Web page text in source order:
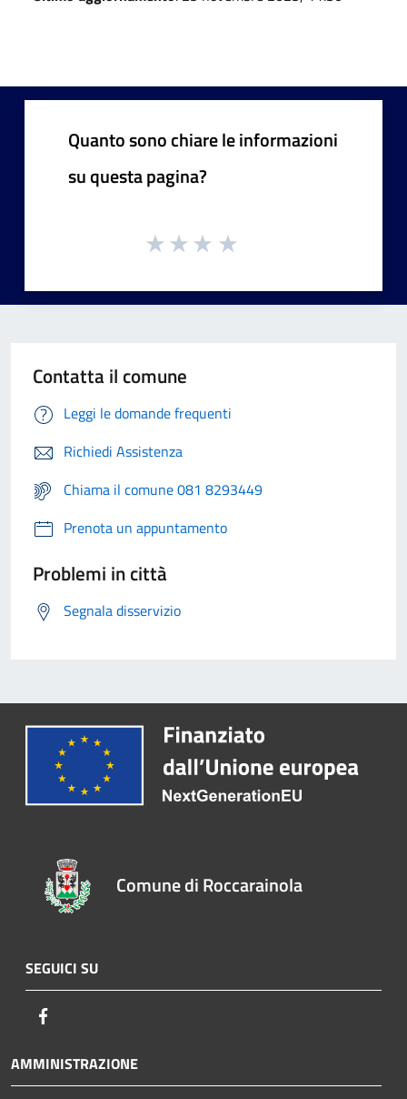
Quanto sono chiare le informazioni
su questa pagina?
Contatta il comune
Leggi le domande frequenti
Richiedi Assistenza
Chiama il comune 081 8293449
Prenota un appuntamento
Problemi in città
Segnala disservizio
Comune di Roccarainola
SEGUICI SU
AMMINISTRAZIONE